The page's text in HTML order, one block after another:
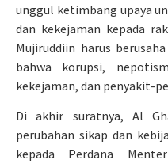
unggul ketimbang upaya
dan kekejaman kepada
Mujiruddiin harus
bahwa korupsi,
kekejaman, dan penyakit-
Di akhir suratnya, Al
perubahan sikap dan
kepada Perdana